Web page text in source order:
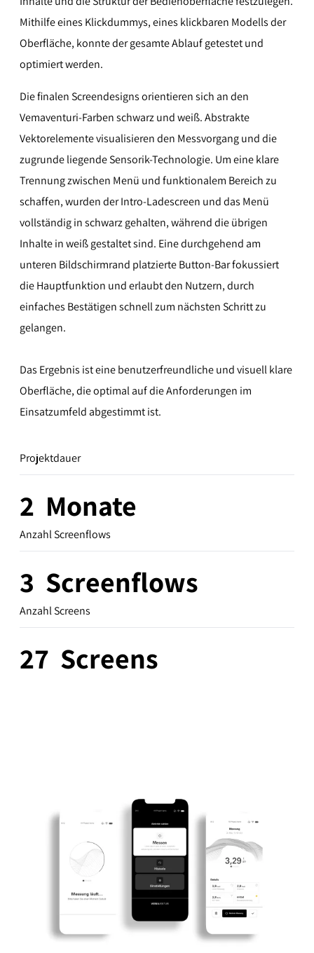
Mithilfe eines Klickdummys, eines klickbaren Modells der
Oberfläche, konnte der gesamte Ablauf getestet und
optimiert werden.
Die finalen Screendesigns orientieren sich an den
Vemaventuri-Farben schwarz und weiß. Abstrakte
Vektorelemente visualisieren den Messvorgang und die
zugrunde liegende Sensorik-Technologie. Um eine klare
Trennung zwischen Menü und funktionalem Bereich zu
schaffen, wurden der Intro-Ladescreen und das Menü
vollständig in schwarz gehalten, während die übrigen
Inhalte in weiß gestaltet sind. Eine durchgehend am
unteren Bildschirmrand platzierte Button-Bar fokussiert
die Hauptfunktion und erlaubt den Nutzern, durch
einfaches Bestätigen schnell zum nächsten Schritt zu
gelangen.
Das Ergebnis ist eine benutzerfreundliche und visuell klare
Oberfläche, die optimal auf die Anforderungen im
Einsatzumfeld abgestimmt ist.
Projektdauer
2 Monate
Anzahl Screenflows
3 Screenflows
Anzahl Screens
27 Screens